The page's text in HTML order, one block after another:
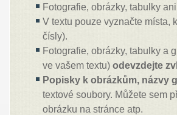
Fotografie, obrázky, tabulky
V textu pouze vyznačte místa,
čísly).
Fotografie, obrázky, tabulky a
ve vašem textu)odevzdejte
Popisky k obrázkům, názvy
textové soubory. Můžete sem
obrázku na stránce atp.